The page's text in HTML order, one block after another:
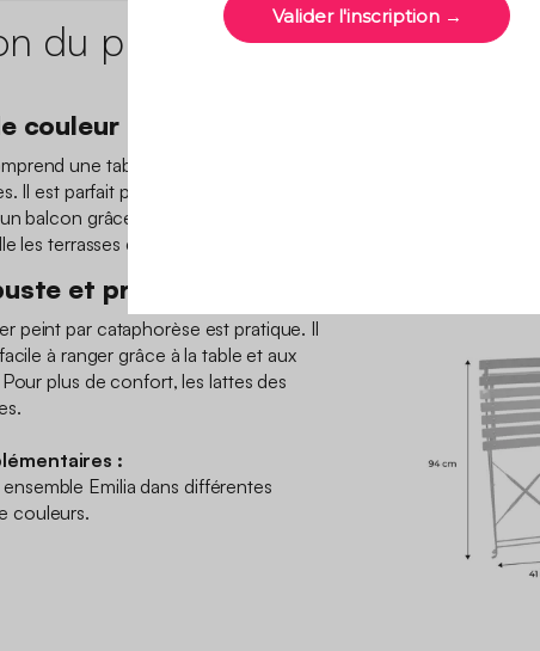
du produit
couleur dans le jardin
une table rectangulaire et
Il est parfait pour apporter de la
balcon grâce à sa couleur vive. Son
les terrasses des bistrots français.
et pratique
peint par cataphorèse est pratique. Il
à ranger grâce à la table et aux
plus de confort, les lattes des
:
Emilia dans différentes
couleurs.